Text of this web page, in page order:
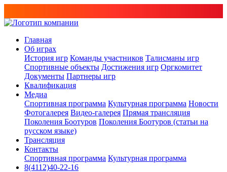
Главная
Об играх
История игр Команды участников Талисманы игр
Спортивные объекты Достижения игр Оргкомитет
Документы Партнеры игр
Квалификация
Медиа
Спортивная программа Культурная программа Новости
Фотогалерея Видео-галерея Прямая трансляция
Поколения Боотуров Поколения Боотуров (статьи на
русском языке)
Трансляция
Контакты
Спортивная программа Культурная программа
8(4112)40-22-16